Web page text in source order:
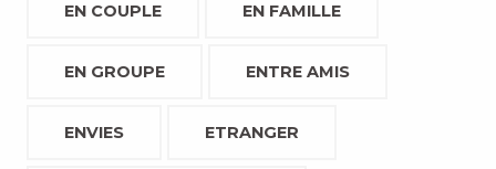
EN COUPLE EN FAMILLE
EN GROUPE ENTRE AMIS
ENVIES ETRANGER